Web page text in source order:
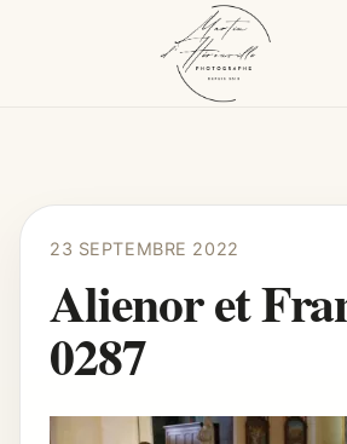
23 SEPTEMBRE 2022
Alienor et
0287